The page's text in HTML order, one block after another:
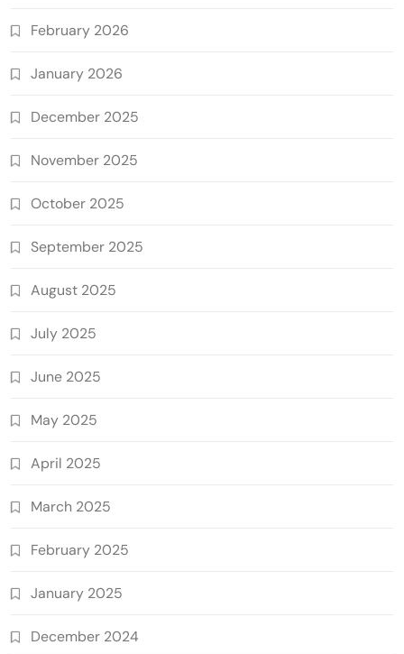
February 2026
January 2026
December 2025
November 2025
October 2025
September 2025
August 2025
July 2025
June 2025
May 2025
April 2025
March 2025
February 2025
January 2025
December 2024